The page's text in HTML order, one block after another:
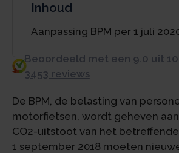
Inhoud
Aanpassing BPM per 1 juli
Beoordeeld met een 9.0 uit 10
3453 reviews
De BPM, de belasting van
motorfietsen, wordt geheven
CO2-uitstoot van het
1 september 2018 moeten